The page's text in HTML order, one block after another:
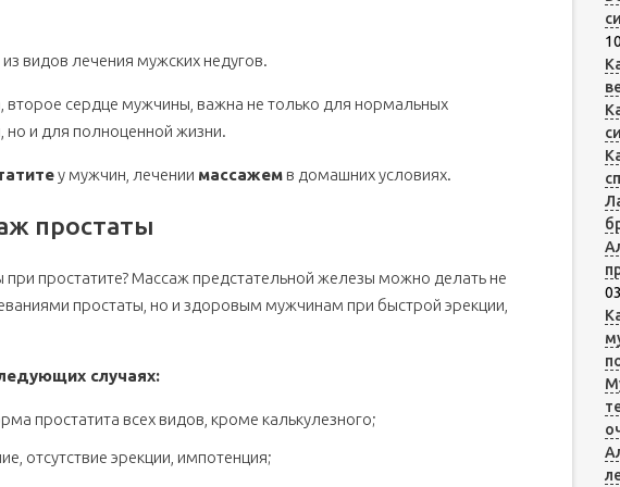
в домашних условиях
видов лечения мужских недугов.
, второе сердце мужчины, важна не только для нормальных
но и для полноценной жизни.
у мужчин, лечении массажем в домашних условиях.
простаты
при простатите? Массаж предстательной железы можно делать не
простаты, но и здоровым мужчинам при быстрой эрекции,
случаях:
простатита всех видов, кроме калькулезного;
отсутствие эрекции, импотенция;